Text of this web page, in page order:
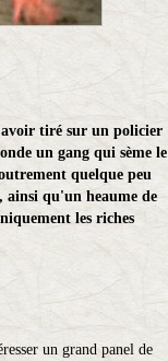
avoir tiré sur un policier
un gang qui sème le
quelque peu
qu'un heaume de
les riches
un grand panel de